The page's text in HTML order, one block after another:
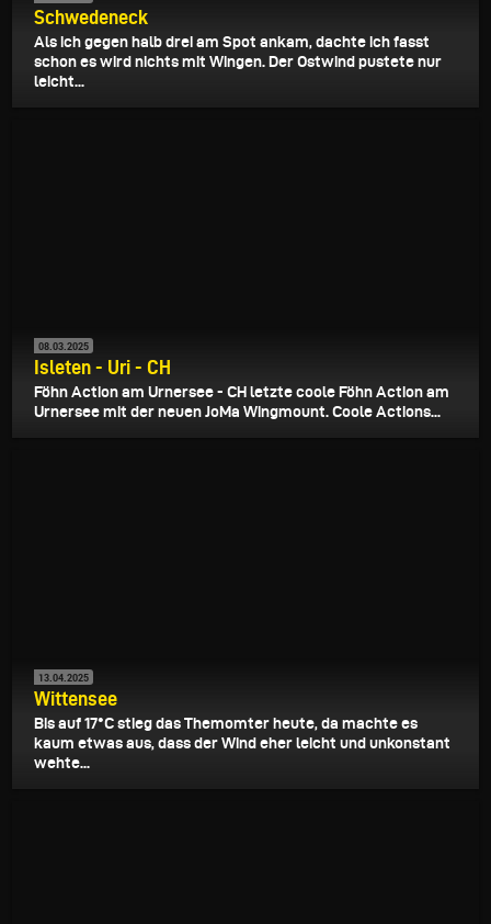
Schwedeneck
Als ich gegen halb drei am Spot ankam, dachte ich fasst
schon es wird nichts mit Wingen. Der Ostwind pustete nur
leicht...
08.03.2025
Isleten - Uri - CH
Föhn Action am Urnersee - CH letzte coole Föhn Action am
Urnersee mit der neuen JoMa Wingmount. Coole Actions...
13.04.2025
Wittensee
Bis auf 17°C stieg das Themomter heute, da machte es
kaum etwas aus, dass der Wind eher leicht und unkonstant
wehte...